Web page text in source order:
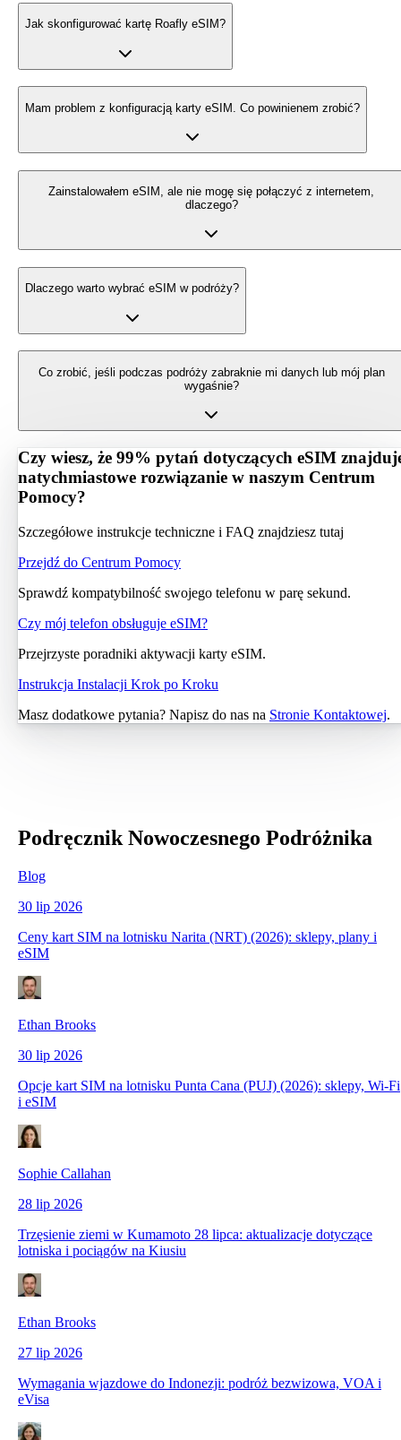
Jak skonfigurować kartę Roafly eSIM?
Mam problem z konfiguracją karty eSIM. Co powinienem zrobić?
Zainstalowałem eSIM, ale nie mogę się połączyć z internetem,
dlaczego?
Dlaczego warto wybrać eSIM w podróży?
Co zrobić, jeśli podczas podróży zabraknie mi danych lub mój plan
wygaśnie?
Czy wiesz, że 99% pytań dotyczących eSIM
natychmiastowe rozwiązanie w naszym Centrum
Pomocy?
Szczegółowe instrukcje techniczne i FAQ znajdziesz tutaj
Przejdź do Centrum Pomocy
Sprawdź kompatybilność swojego telefonu w parę sekund.
Czy mój telefon obsługuje eSIM?
Przejrzyste poradniki aktywacji karty eSIM.
Instrukcja Instalacji Krok po Kroku
Masz dodatkowe pytania? Napisz do nas na Stronie Kontaktowej.
Podręcznik Nowoczesnego Podróżnika
Blog
30 lip 2026
Ceny kart SIM na lotnisku Narita (NRT) (2026): sklepy, plany i
eSIM
Ethan Brooks
30 lip 2026
Opcje kart SIM na lotnisku Punta Cana (PUJ) (2026): sklepy, Wi‑Fi
i eSIM
Sophie Callahan
28 lip 2026
Trzęsienie ziemi w Kumamoto 28 lipca: aktualizacje dotyczące
lotniska i pociągów na Kiusiu
Ethan Brooks
27 lip 2026
Wymagania wjazdowe do Indonezji: podróż bezwizowa, VOA i
eVisa